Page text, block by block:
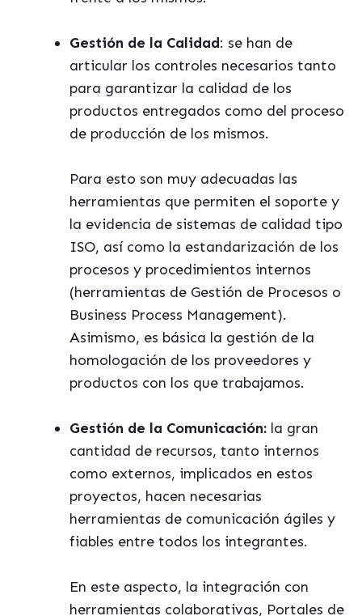
Gestión de la Calidad: se han de
articular los controles necesarios tanto
para garantizar la calidad de los
productos entregados como del proceso
de producción de los mismos.
Para esto son muy adecuadas las
herramientas que permiten el soporte y
la evidencia de sistemas de calidad tipo
ISO, así como la estandarización de los
procesos y procedimientos internos
(herramientas de Gestión de Procesos o
Business Process Management).
Asimismo, es básica la gestión de la
homologación de los proveedores y
productos con los que trabajamos.
Gestión de la Comunicación: la gran
cantidad de recursos, tanto internos
como externos, implicados en estos
proyectos, hacen necesarias
herramientas de comunicación ágiles y
fiables entre todos los integrantes.
En este aspecto, la integración con
herramientas colaborativas, Portales de